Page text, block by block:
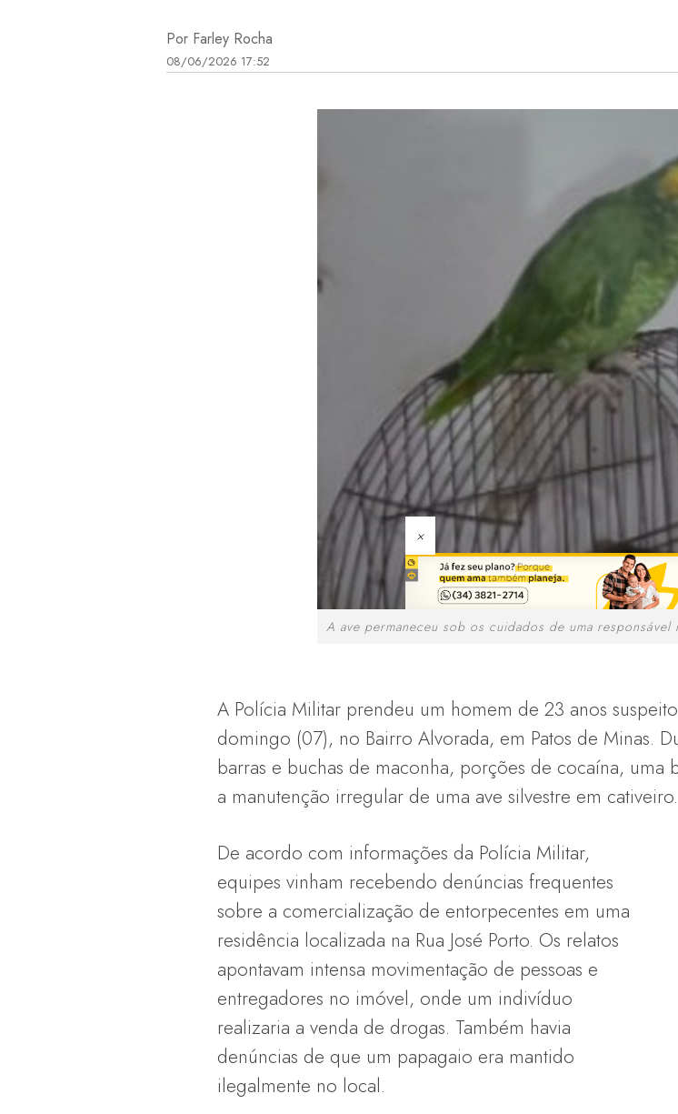
Por Farley Rocha
08/06/2026 17:52
×
A ave permaneceu sob os cuidados de uma responsável
A Polícia Militar prendeu um homem de 23 anos
domingo (07), no Bairro Alvorada, em Patos de Minas.
barras e buchas de maconha, porções de cocaína, uma
a manutenção irregular de uma ave silvestre em cativeiro.
De acordo com informações da Polícia Militar,
equipes vinham recebendo denúncias frequentes
sobre a comercialização de entorpecentes em uma
residência localizada na Rua José Porto. Os relatos
apontavam intensa movimentação de pessoas e
entregadores no imóvel, onde um indivíduo
realizaria a venda de drogas. Também havia
denúncias de que um papagaio era mantido
ilegalmente no local.